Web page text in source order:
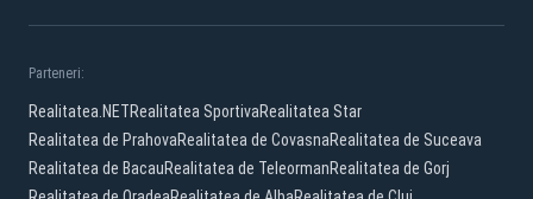
Parteneri:
Realitatea.NETRealitatea SportivaRealitatea Star
Realitatea de PrahovaRealitatea de CovasnaRealitatea de Suceava
Realitatea de BacauRealitatea de TeleormanRealitatea de Gorj